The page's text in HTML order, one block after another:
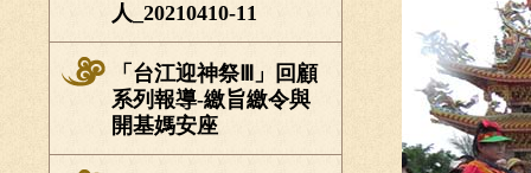
人_20210410-11
「台江迎神祭Ⅲ」回顧
系列報導-繳旨繳令與
開基媽安座